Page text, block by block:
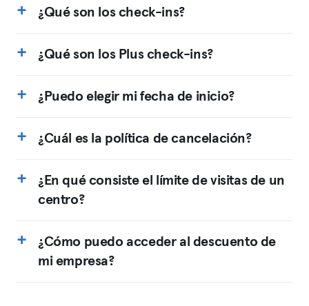
¿Qué son los check-ins?
¿Qué son los Plus check-ins?
¿Puedo elegir mi fecha de inicio?
¿Cuál es la política de cancelación?
¿En qué consiste el límite de visitas de un
centro?
¿Cómo puedo acceder al descuento de
mi empresa?